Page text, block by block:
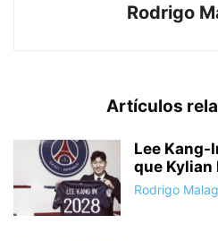
Rodrigo
Artículos
Lee Kang-
que Kylian
Rodrigo